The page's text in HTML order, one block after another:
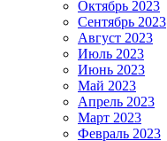
Октябрь 2023
Сентябрь 2023
Август 2023
Июль 2023
Июнь 2023
Май 2023
Апрель 2023
Март 2023
Февраль 2023